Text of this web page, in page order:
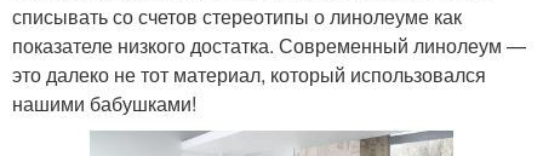
списывать со счетов стереотипы о линолеуме как
показателе низкого достатка. Современный линолеум —
это далеко не тот материал, который использовался
нашими бабушками!